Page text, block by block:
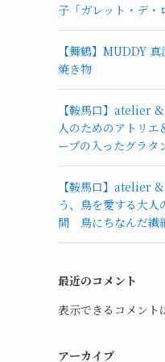
子「ガレット・デ・
【舞鶴】MUDDY
焼き物
【鞍馬口】atelier
人のためのアトリ
ープの入ったグラタ
【鞍馬口】atelier
う、鳥を愛する大
間 鳥にちなんだ繊
最近のコメント
表示できるコメント
アーカイブ